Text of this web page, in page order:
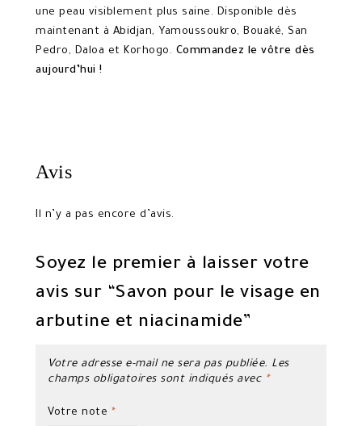
une peau visiblement plus saine. Disponible dès
maintenant à Abidjan, Yamoussoukro, Bouaké, San
Pedro, Daloa et Korhogo. Commandez le vôtre dès
aujourd’hui !
Avis
Il n’y a pas encore d’avis.
Soyez le premier à laisser votre
avis sur “Savon pour le visage en
arbutine et niacinamide”
Votre adresse e-mail ne sera pas publiée. Les
champs obligatoires sont indiqués avec *
Votre note *